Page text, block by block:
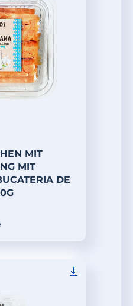
MIT
MIT
DE